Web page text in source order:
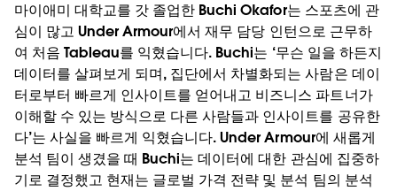
마이애미 대학교를 갓 졸업한 Buchi Okafor는 스포츠에 관
심이 많고 Under Armour에서 재무 담당 인턴으로 근무하
여 처음 Tableau를 익혔습니다. Buchi는 ‘무슨 일을 하든지
데이터를 살펴보게 되며, 집단에서 차별화되는 사람은 데이
터로부터 빠르게 인사이트를 얻어내고 비즈니스 파트너가
이해할 수 있는 방식으로 다른 사람들과 인사이트를 공유한
다’는 사실을 빠르게 익혔습니다. Under Armour에 새롭게
분석 팀이 생겼을 때 Buchi는 데이터에 대한 관심에 집중하
기로 결정했고 현재는 글로벌 가격 전략 및 분석 팀의 분석